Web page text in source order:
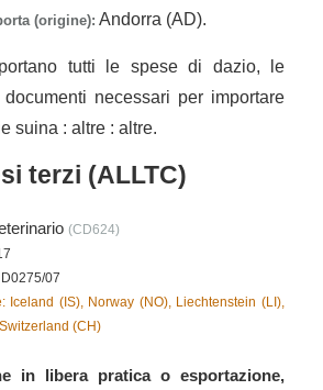
(origine): Andorra (AD).
tutti le spese di dazio, le
necessari per importare
suina : altre : altre.
terzi (ALLTC)
(CD624)
07
Iceland (IS), Norway (NO), Liechtenstein (LI),
(CH)
in libera pratica o esportazione,